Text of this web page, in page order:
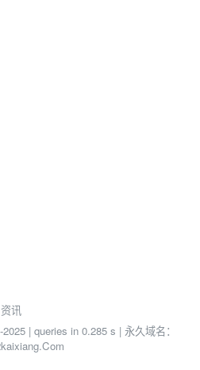
讯
| queries in 0.285 s | 永久域名：